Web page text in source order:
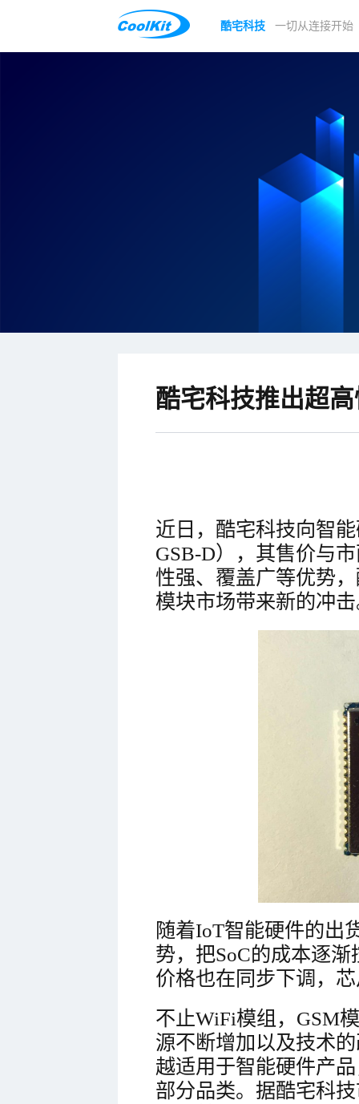
酷宅科技 一切从连接开始
酷宅科技推出超
近日，酷宅科技向智
GSB-D），其售价与
性强、覆盖广等优势
模块市场带来新的冲
随着IoT智能硬件的出
势，把SoC的成本逐
价格也在同步下调，
不止WiFi模组，GSM
源不断增加以及技术
越适用于智能硬件产
部分品类。据酷宅科